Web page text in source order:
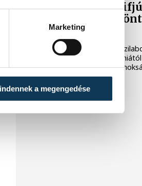
Marketing
a megengedése
Férfi kézilabda
nem jutott
magyar csapat
A magyar férfi ifjúsági
32-27-re kikapott
korosztályos Európa-
negyeddöntőjében.